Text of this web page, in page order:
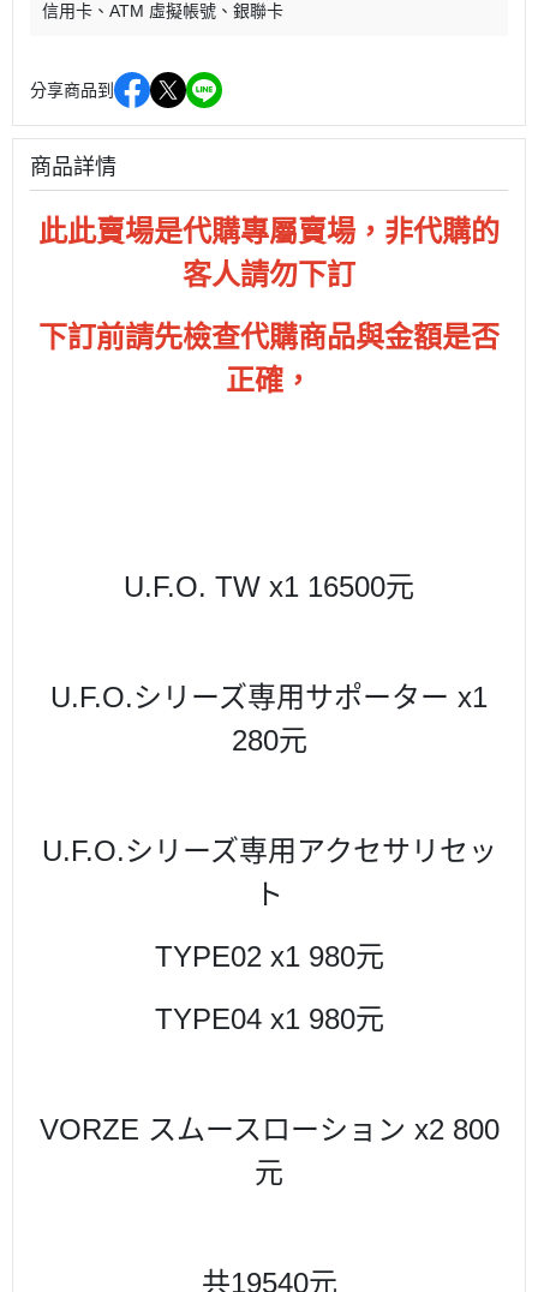
信用卡
ATM 虛擬帳號 銀聯卡
分享商品到
商品詳情
此此賣場是代購專屬賣場，非代購的
客人請勿下訂
下訂前請先檢查代購商品與金額是否
正確，
U.F.O. TW x1 16500元
U.F.O.シリーズ専用サポーター x1
280元
U.F.O.シリーズ専用アクセサリセッ
ト
TYPE02 x1 980元
TYPE04 x1 980元
VORZE スムースローション x2 800
元
共19540元